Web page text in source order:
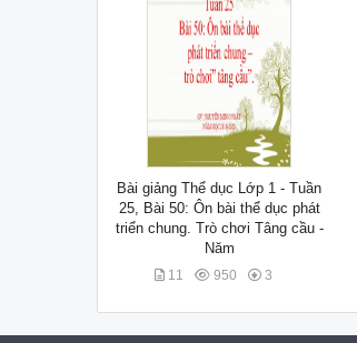
Bài giảng Thể dục Lớp 1 - Tuần
25, Bài 50: Ôn bài thể dục phát
triển chung. Trò chơi Tâng cầu -
Năm
11 950 3